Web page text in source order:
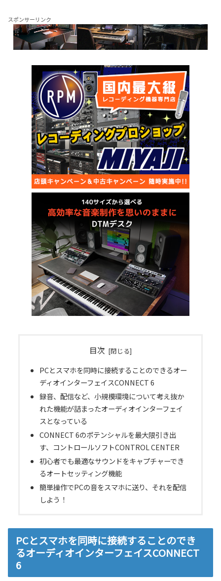
スポンサーリンク
目次
PCとスマホを同時に接続することのできるオー
ディオインターフェイスCONNECT 6
録音、配信など、小規模環境について考え抜か
れた機能が詰まったオーディオインターフェイ
スとなっている
CONNECT 6のポテンシャルを最大限引き出
す、コントロールソフトCONTROL CENTER
初心者でも最適なサウンドをキャプチャーでき
るオートセッティング機能
簡単操作でPCの音をスマホに送り、それを配信
しよう！
PCとスマホを同時に接続することのでき
るオーディオインターフェイスCONNECT
6